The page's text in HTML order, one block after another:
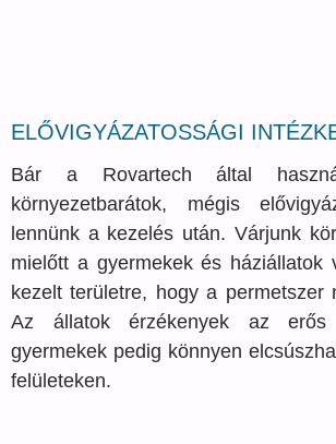
ELŐVIGYÁZATOSSÁGI
Bár a Rovartech által
környezetbarátok, mégis
lennünk a kezelés után. Várjunk
mielőtt a gyermekek és háziállatok
kezelt területre, hogy a permetszer
Az állatok érzékenyek az
gyermekek pedig könnyen
felületeken.